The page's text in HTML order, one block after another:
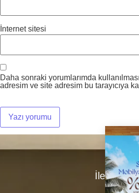
İnternet sitesi
Daha sonraki yorumlarımda
adresim ve site adresim bu tarayıcıya
İletişim